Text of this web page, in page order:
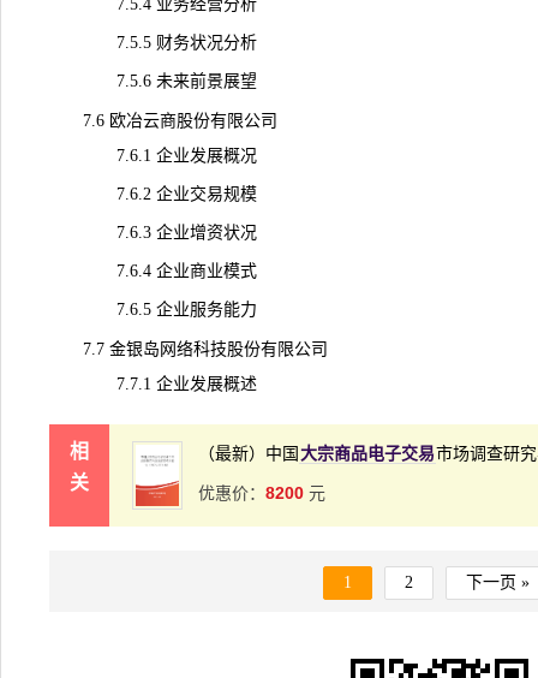
7.5.4 业务经营分析
7.5.5 财务状况分析
7.5.6 未来前景展望
7.6 欧冶云商股份有限公司
7.6.1 企业发展概况
7.6.2 企业交易规模
7.6.3 企业增资状况
7.6.4 企业商业模式
7.6.5 企业服务能力
7.7 金银岛网络科技股份有限公司
7.7.1 企业发展概述
相
关
（最新）中国 大宗商品电子交易市场调查研
优惠价： 8200 元
1 2 下一页 »